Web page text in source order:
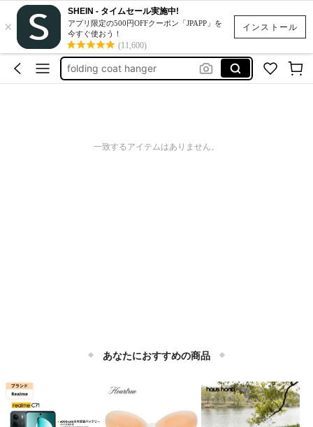
インストール
×
SHEIN - タイムセール実施中!
アプリ限定の500円OFFクーポン「JPAPP」を
今すぐ使おう！
(11,600)
jeans hanger
clothing hangers
folding coat hanger
clothing hangers
一致するアイテムはありません。
あなたにおすすめの商品